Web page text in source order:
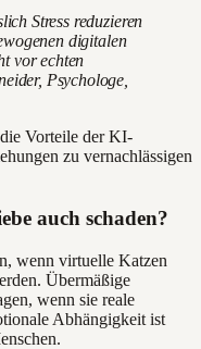
Stress reduzieren
digitalen
vor echten
Psychologe,
Vorteile der KI-
zu vernachlässigen
auch schaden?
wenn virtuelle Katzen
Übermäßige
wenn sie reale
Abhängigkeit ist